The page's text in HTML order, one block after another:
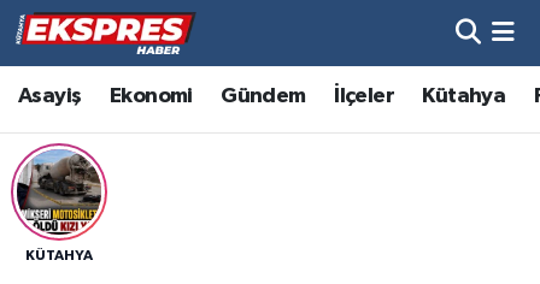
Asayiş Ekonomi Gündem İlçeler Kütahya
KÜTAHYA
Altıntaş
Asayiş
Aslanapa
Hava Durumu
Trafik Durumu
Süper Lig Puan Durumu ve Fikstür